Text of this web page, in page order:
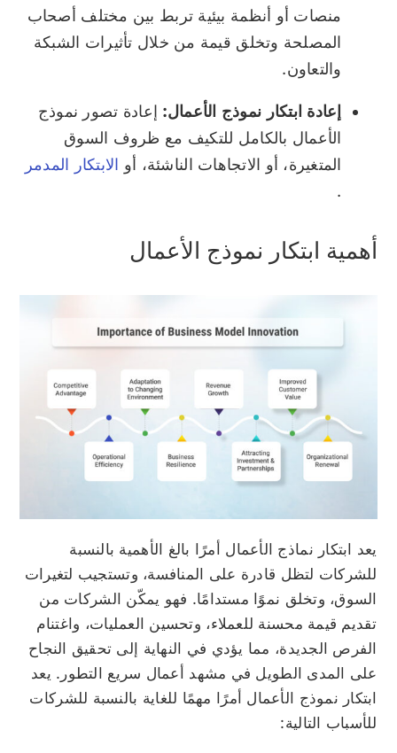
منصات أو أنظمة بيئية تربط بين مختلف أصحاب
المصلحة وتخلق قيمة من خلال تأثيرات الشبكة
والتعاون.
إعادة ابتكار نموذج الأعمال: إعادة تصور نموذج
الأعمال بالكامل للتكيف مع ظروف السوق
المتغيرة، أو الاتجاهات الناشئة، أو الابتكار المدمر
.
أهمية ابتكار نموذج الأعمال
يعد ابتكار نماذج الأعمال أمرًا بالغ الأهمية بالنسبة
للشركات لتظل قادرة على المنافسة، وتستجيب لتغيرات
السوق، وتخلق نموًا مستدامًا. فهو يمكّن الشركات من
تقديم قيمة محسنة للعملاء، وتحسين العمليات، واغتنام
الفرص الجديدة، مما يؤدي في النهاية إلى تحقيق النجاح
على المدى الطويل في مشهد أعمال سريع التطور. يعد
ابتكار نموذج الأعمال أمرًا مهمًا للغاية بالنسبة للشركات
للأسباب التالية: